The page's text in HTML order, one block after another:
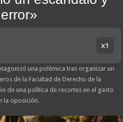
x1
una polémica tras organizar un
de la Facultad de Derecho de la
de una política de recortes en el gasto
la oposición.